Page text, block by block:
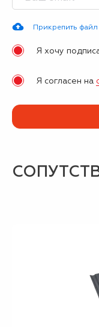
Прикрепить файл
Я хочу
Я согласен на